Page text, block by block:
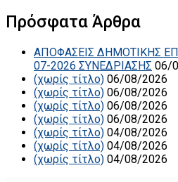
Πρόσφατα Άρθρα
ΑΠΟΦΑΣΕΙΣ ΔΗΜΟΤΙΚΗΣ
07-2026 ΣΥΝΕΔΡΙΑΣΗΣ 06/
(χωρίς τίτλο) 06/08/2026
(χωρίς τίτλο) 06/08/2026
(χωρίς τίτλο) 06/08/2026
(χωρίς τίτλο) 06/08/2026
(χωρίς τίτλο) 04/08/2026
(χωρίς τίτλο) 04/08/2026
(χωρίς τίτλο) 04/08/2026